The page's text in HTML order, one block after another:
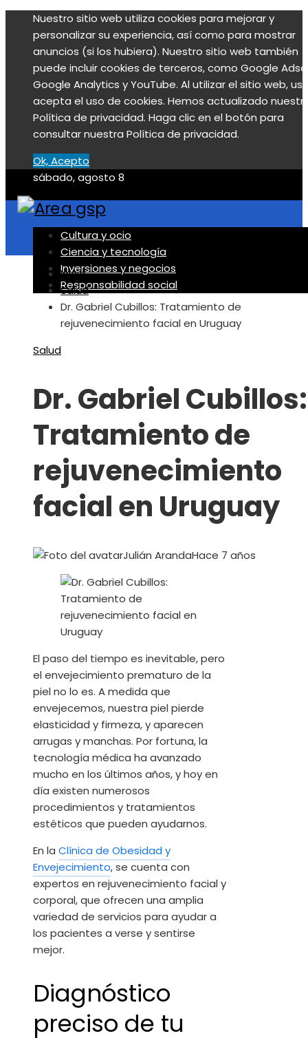
Nuestro sitio web utiliza cookies para mejorar y
personalizar su experiencia, así como para mostrar
anuncios (si los hubiera). Nuestro sitio web también
puede incluir cookies de terceros, como Google
Google Analytics y YouTube. Al utilizar el sitio web,
acepta el uso de cookies. Hemos actualizado
Política de privacidad. Haga clic en el botón para
consultar nuestra Política de privacidad.
Ok, Acepto
sábado, agosto 8
Cultura y ocio
Ciencia y tecnología
Inversiones y negocios
Responsabilidad social
Inicio
Salud
Dr. Gabriel Cubillos: Tratamiento de
rejuvenecimiento facial en Uruguay
Salud
Dr. Gabriel Cubillos:
Tratamiento de
rejuvenecimiento
facial en Uruguay
Julián ArandaHace 7 años
El paso del tiempo es inevitable, pero
el envejecimiento prematuro de la
piel no lo es. A medida que
envejecemos, nuestra piel pierde
elasticidad y firmeza, y aparecen
arrugas y manchas. Por fortuna, la
tecnología médica ha avanzado
mucho en los últimos años, y hoy en
día existen numerosos
procedimientos y tratamientos
estéticos que pueden ayudarnos.
En la Clínica de Obesidad y
Envejecimiento, se cuenta con
expertos en rejuvenecimiento facial y
corporal, que ofrecen una amplia
variedad de servicios para ayudar a
los pacientes a verse y sentirse
mejor.
Diagnóstico
preciso de tu